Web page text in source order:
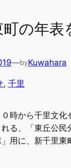
の年表
—byKuwahara
, 千里
時から千里文化
る、「東丘公民
用に、新千里東